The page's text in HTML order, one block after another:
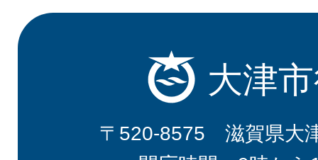
大津
〒520-8575 滋賀県大